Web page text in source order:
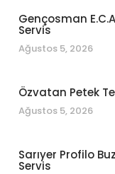
Gençosman
Servis
Ağustos 5, 2026
Özvatan Petek
Ağustos 5, 2026
Sarıyer Profilo
Servis